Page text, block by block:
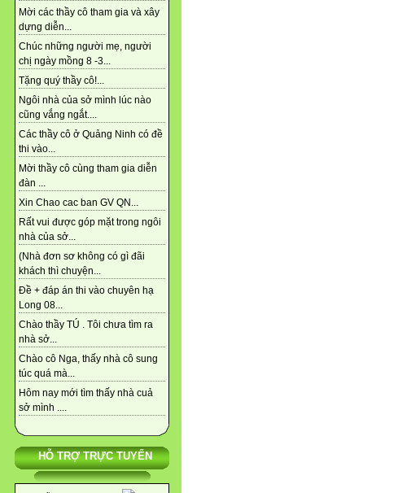
Mời các thầy cô tham gia và xây
dựng diễn...
Chúc những người mẹ, người
chị ngày mồng 8 -3...
Tặng quý thầy cô!...
Ngôi nhà của sở mình lúc nào
cũng vắng ngắt....
Các thầy cô ở Quảng Ninh có đề
thi vào...
Mời thầy cô cùng tham gia diễn
đàn ...
Xin Chao cac ban GV QN...
Rất vui được góp mặt trong ngôi
nhà của sở...
(Nhà đơn sơ không có gì đãi
khách thì chuyện...
Đề + đáp án thi vào chuyên hạ
Long 08...
Chào thầy TÚ . Tôi chưa tìm ra
nhà sở...
Chào cô Nga, thấy nhà cô sung
túc quá mà...
Hôm nay mới tìm thấy nhà cuả
sở mình ....
HỖ TRỢ TRỰC TUYẾN